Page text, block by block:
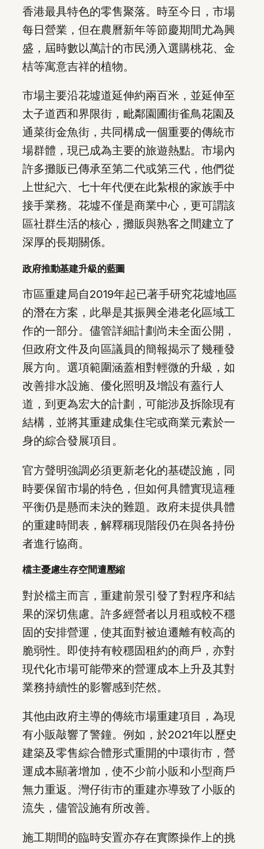
香港最具特色的零售聚落。時至今日，市場
每日營業，但在農曆新年等節慶期間尤為興
盛，屆時數以萬計的市民湧入選購桃花、金
桔等寓意吉祥的植物。
市場主要沿花墟道延伸約兩百米，並延伸至
太子道西和界限街，毗鄰園圃街雀鳥花園及
通菜街金魚街，共同構成一個重要的傳統市
場群體，現已成為主要的旅遊熱點。市場內
許多攤販已傳承至第二代或第三代，他們從
上世紀六、七十年代便在此紮根的家族手中
接手業務。花墟不僅是商業中心，更可謂該
區社群生活的核心，攤販與熟客之間建立了
深厚的長期關係。
政府推動基建升級的藍圖
市區重建局自2019年起已著手研究花墟地區
的潛在方案，此舉是其振興全港老化區域工
作的一部分。儘管詳細計劃尚未全面公開，
但政府文件及向區議員的簡報揭示了幾種發
展方向。選項範圍涵蓋相對輕微的升級，如
改善排水設施、優化照明及增設有蓋行人
道，到更為宏大的計劃，可能涉及拆除現有
結構，並將其重建成集住宅或商業元素於一
身的綜合發展項目。
官方聲明強調必須更新老化的基礎設施，同
時要保留市場的特色，但如何具體實現這種
平衡仍是懸而未決的難題。政府未提供具體
的重建時間表，解釋稱現階段仍在與各持份
者進行協商。
檔主憂慮生存空間遭壓縮
對於檔主而言，重建前景引發了對程序和結
果的深切焦慮。許多經營者以月租或較不穩
固的安排營運，使其面對被迫遷離有較高的
脆弱性。即使持有較穩固租約的商戶，亦對
現代化市場可能帶來的營運成本上升及其對
業務持續性的影響感到茫然。
其他由政府主導的傳統市場重建項目，為現
有小販敲響了警鐘。例如，於2021年以歷史
建築及零售綜合體形式重開的中環街市，營
運成本顯著增加，使不少前小販和小型商戶
無力重返。灣仔街市的重建亦導致了小販的
流失，儘管設施有所改善。
施工期間的臨時安置亦存在實際操作上的挑